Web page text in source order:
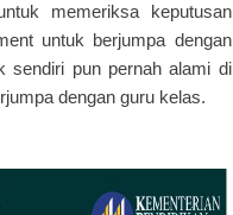
memeriksa keputusan
untuk berjumpa dengan
pun pernah alami di
dengan guru kelas.